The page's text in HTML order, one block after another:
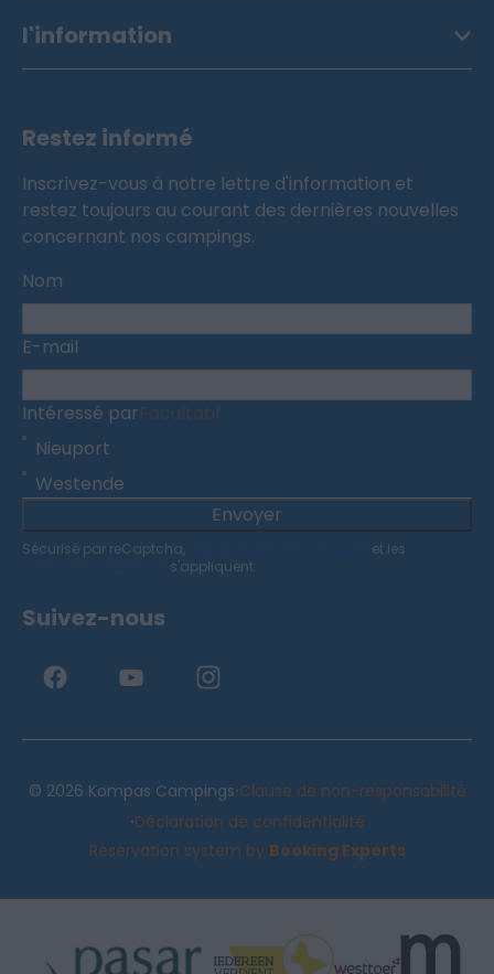
l'information
Restez informé
Inscrivez-vous à notre lettre d'information et
restez toujours au courant des dernières nouvelles
concernant nos campings.
Nom
E-mail
Intéressé par
Nieuport
Westende
Envoyer
Sécurisé par reCaptcha,
et les
s'appliquent.
Suivez-nous
© 2026 Kompas Campings·Clause de non-responsabilité
·Déclaration de confidentialité
Reservation system by Booking Experts